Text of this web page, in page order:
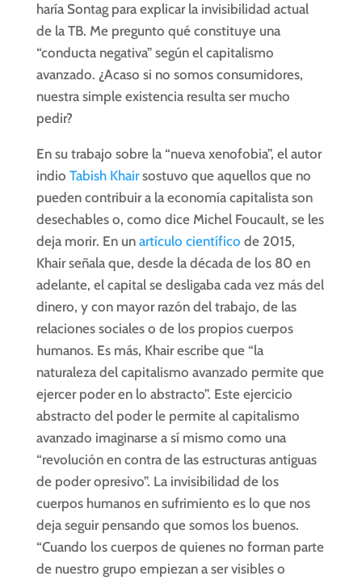
haría Sontag para explicar la invisibilidad actual
de la TB. Me pregunto qué constituye una
“conducta negativa” según el capitalismo
avanzado. ¿Acaso si no somos consumidores,
nuestra simple existencia resulta ser mucho
pedir?
En su trabajo sobre la “nueva xenofobia”, el autor
indio Tabish Khairsostuvo que aquellos que no
pueden contribuir a la economía capitalista son
desechables o, como dice Michel Foucault, se les
deja morir. En un artículo científico de 2015,
Khair señala que, desde la década de los 80 en
adelante, el capital se desligaba cada vez más del
dinero, y con mayor razón del trabajo, de las
relaciones sociales o de los propios cuerpos
humanos. Es más, Khair escribe que “la
naturaleza del capitalismo avanzado permite que
ejercer poder en lo abstracto”. Este ejercicio
abstracto del poder le permite al capitalismo
avanzado imaginarse a sí mismo como una
“revolución en contra de las estructuras antiguas
de poder opresivo”. La invisibilidad de los
cuerpos humanos en sufrimiento es lo que nos
deja seguir pensando que somos los buenos.
“Cuando los cuerpos de quienes no forman parte
de nuestro grupo empiezan a ser visibles o